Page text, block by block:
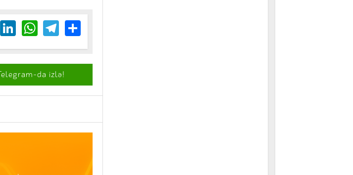
LinkedIn
WhatsApp
Telegram
Share
da izlə!